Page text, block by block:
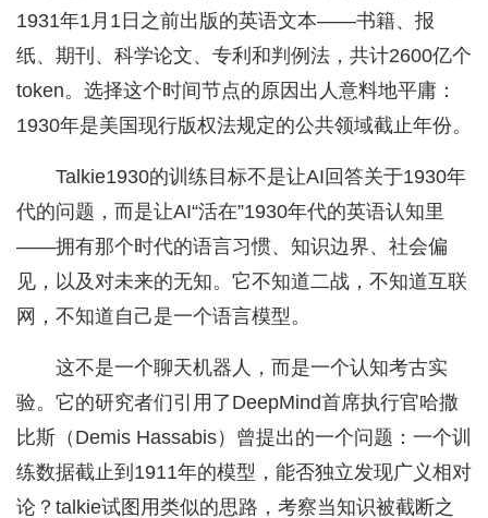
1931年1月1日之前出版的英语文本——书籍、报
纸、期刊、科学论文、专利和判例法，共计2600亿个
token。选择这个时间节点的原因出人意料地平庸：
1930年是美国现行版权法规定的公共领域截止年份。
Talkie1930的训练目标不是让AI回答关于1930年
代的问题，而是让AI“活在”1930年代的英语认知里
——拥有那个时代的语言习惯、知识边界、社会偏
见，以及对未来的无知。它不知道二战，不知道互联
网，不知道自己是一个语言模型。
这不是一个聊天机器人，而是一个认知考古实
验。它的研究者们引用了DeepMind首席执行官哈撒
比斯（Demis Hassabis）曾提出的一个问题：一个训
练数据截止到1911年的模型，能否独立发现广义相对
论？talkie试图用类似的思路，考察当知识被截断之